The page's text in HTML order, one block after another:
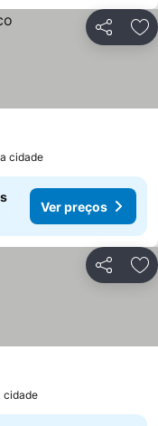
Partilhar
cidade
Ver preços
Partilhar
cidade